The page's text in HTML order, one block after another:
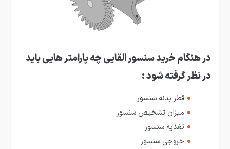
در هنگام خرید سنسور القایی چه پارامتر هایی باید
در نظر گرفته شود :
قطر بدنه سنسور
میزان تشخیص سنسور
تغذیه سنسور
خروجی سنسور